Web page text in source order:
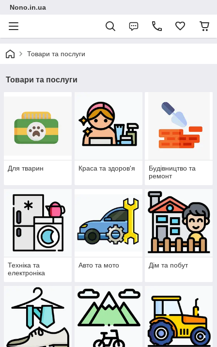
Nono.in.ua
Товари та послуги
Товари та послуги
Для тварин Краса та здоров'я
Будівництво та
ремонт
Техніка та
електроніка
Авто та мото Дім та побут